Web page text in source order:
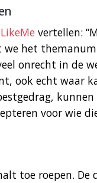
vertellen:
het
onrecht in de
ook echt waar
kunnen
voor wie
toe roepen. De